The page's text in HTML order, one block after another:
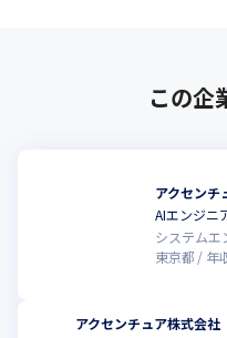
この企
アクセンチ
AIエンジニ
システムエ
東京都
年
アクセンチュア株式会社